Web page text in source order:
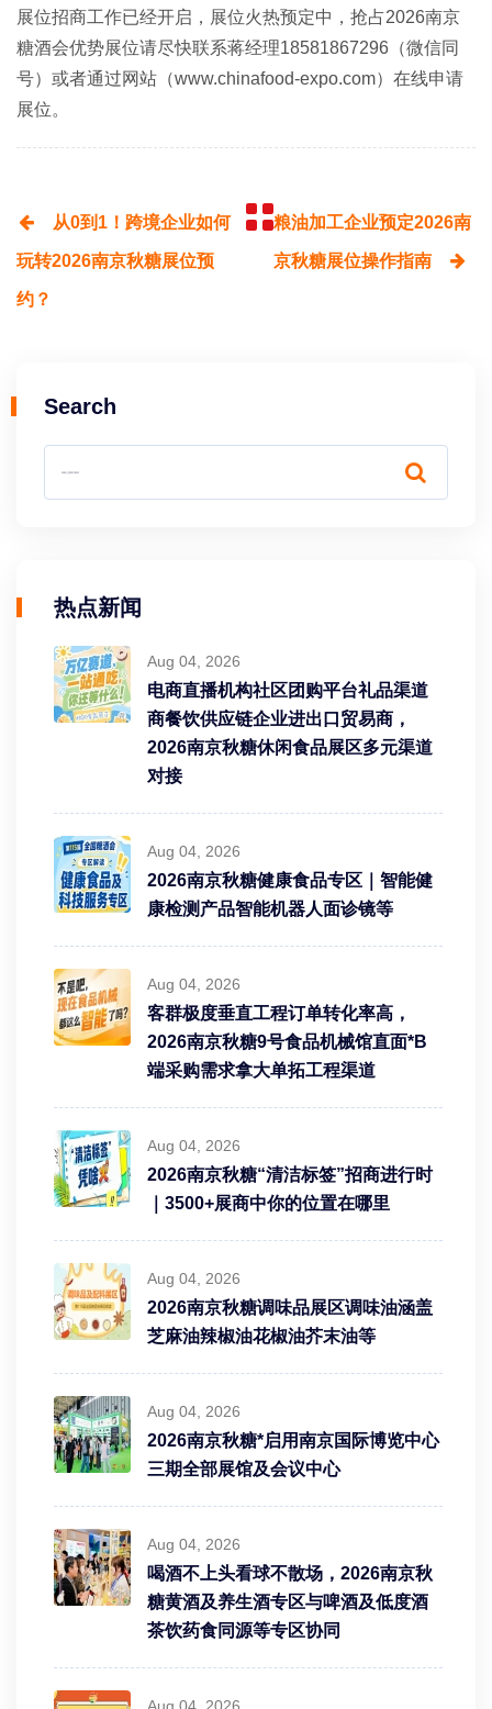
展位招商工作已经开启，展位火热预定中，抢占2026南京
糖酒会优势展位请尽快联系蒋经理18581867296（微信同
号）或者通过网站（www.chinafood-expo.com）在线申请
展位。
从0到1！跨境企业如何
玩转2026南京秋糖展位预
约？
粮油加工企业预定2026南
京秋糖展位操作指南
Search
热点新闻
Aug 04, 2026
电商直播机构社区团购平台礼品渠道
商餐饮供应链企业进出口贸易商，
2026南京秋糖休闲食品展区多元渠道
对接
Aug 04, 2026
2026南京秋糖健康食品专区｜智能健
康检测产品智能机器人面诊镜等
Aug 04, 2026
客群极度垂直工程订单转化率高，
2026南京秋糖9号食品机械馆直面*B
端采购需求拿大单拓工程渠道
Aug 04, 2026
2026南京秋糖“清洁标签”招商进行时
｜3500+展商中你的位置在哪里
Aug 04, 2026
2026南京秋糖调味品展区调味油涵盖
芝麻油辣椒油花椒油芥末油等
Aug 04, 2026
2026南京秋糖*启用南京国际博览中心
三期全部展馆及会议中心
Aug 04, 2026
喝酒不上头看球不散场，2026南京秋
糖黄酒及养生酒专区与啤酒及低度酒
茶饮药食同源等专区协同